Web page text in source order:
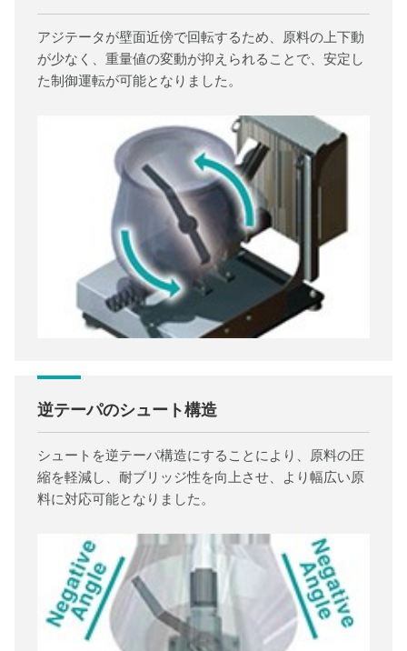
アジテータが壁面近傍で回転するため、原料の上下動
が少なく、重量値の変動が抑えられることで、安定し
た制御運転が可能となりました。
逆テーパのシュート構造
シュートを逆テーパ構造にすることにより、原料の圧
縮を軽減し、耐ブリッジ性を向上させ、より幅広い原
料に対応可能となりました。